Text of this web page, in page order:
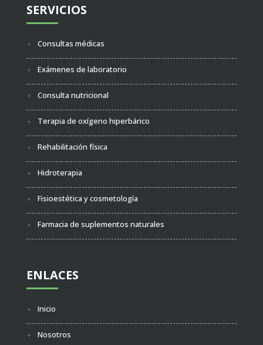
SERVICIOS
Consultas médicas
Exámenes de laboratorio
Consulta nutricional
Terapia de oxígeno hiperbárico
Rehabilitación física
Hidroterapia
Fisioestética y cosmetología
Farmacia de suplementos naturales
ENLACES
Inicio
Nosotros